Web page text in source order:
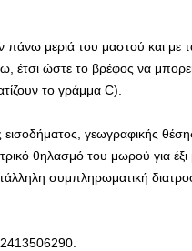
πάνω μεριά του μαστού και με
ώστε το βρέφος να
το γράμμα C).
εισοδήματος, γεωγραφικής
θηλασμό του μωρού για έξι
συμπληρωματική